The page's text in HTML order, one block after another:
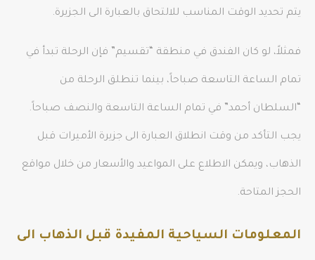
يتم تحديد الوقت المناسب للالتحاق بالعبارة الى الجزيرة.
فمثلاً، لو كان الفندق في منطقة “تقسيم” فإن الرحلة تبدأ في
تمام الساعة التاسعة صباحاً، بينما تنطلق الرحلة من
“السلطان أحمد” في تمام الساعة التاسعة والنصف صباحاً.
يجب التأكد من وقت انطلاق العبارة الى جزيرة الأميرات قبل
الذهاب، ويمكن الاطلاع على المواعيد والأسعار من خلال مواقع
الحجز المتاحة.
المعلومات السياحية المفيدة قبل الذهاب الى